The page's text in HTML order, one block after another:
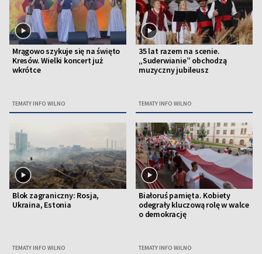
Mrągowo szykuje się na święto
Kresów. Wielki koncert już
wkrótce
TEMATY INFO WILNO
35 lat razem na scenie.
„Suderwianie” obchodzą
muzyczny jubileusz
TEMATY INFO WILNO
Blok zagraniczny: Rosja,
Ukraina, Estonia
TEMATY INFO WILNO
Białoruś pamięta. Kobiety
odegrały kluczową rolę w walce
o demokrację
TEMATY INFO WILNO